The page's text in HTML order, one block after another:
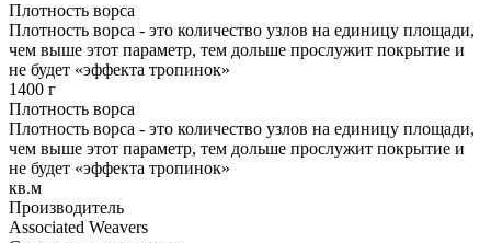
Плотность ворса
Плотность ворса - это количество узлов на единицу площади,
чем выше этот параметр, тем дольше прослужит покрытие и
не будет «эффекта тропинок»
1400 г
Плотность ворса
Плотность ворса - это количество узлов на единицу площади,
чем выше этот параметр, тем дольше прослужит покрытие и
не будет «эффекта тропинок»
кв.м
Производитель
Associated Weavers